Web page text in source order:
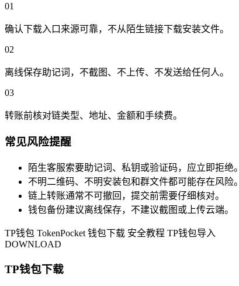
01
确认下载入口来源可靠，不从陌生链接下载安装文件。
02
离线保存助记词，不截图、不上传、不发送给任何人。
03
转账前核对链类型、地址、金额和手续费。
常见风险提醒
陌生客服索要助记词、私钥或验证码，应立即拒绝。
不明二维码、不明安装包和群文件都可能存在风险。
链上转账通常不可撤回，提交前需要仔细核对。
钱包备份建议离线保存，不建议截图或上传云端。
TP钱包 TokenPocket 钱包下载 安全教程 TP钱包导入
DOWNLOAD
TP钱包下载